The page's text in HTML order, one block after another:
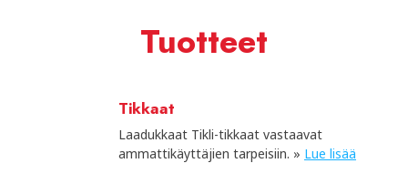
Tuotteet
Tikkaat
Laadukkaat Tikli-tikkaat vastaavat
ammattikäyttäjien tarpeisiin. » Lue lisää